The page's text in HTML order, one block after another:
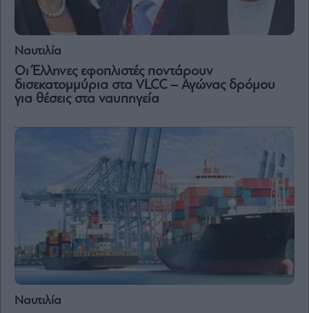
Ναυτιλία
Οι Έλληνες εφοπλιστές ποντάρουν
δισεκατομμύρια στα VLCC – Αγώνας δρόμου
για θέσεις στα ναυπηγεία
Ναυτιλία